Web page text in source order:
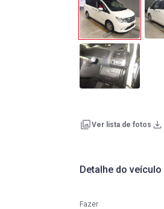
Ver lista de fotos
Detalhe do veículo
Fazer